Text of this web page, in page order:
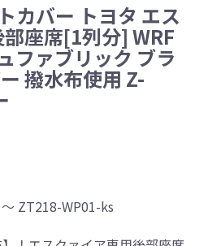
カバー トヨタ エス
座席[1列分] WRF
ファブリック ブラ
撥水布使用 Z-
ZT218-WP01-ks